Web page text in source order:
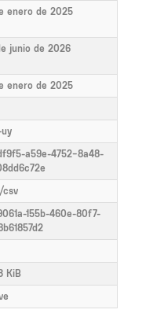
enero de 2025
junio de 2026
enero de 2025
a59e-4752-8a48-
155b-460e-80f7-
KiB